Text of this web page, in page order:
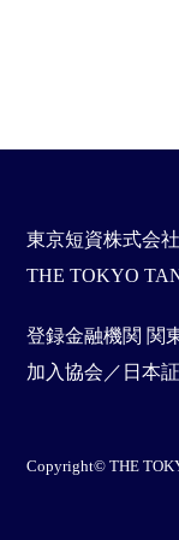
東京短資株式会社
THE TOKYO
登録金融機関 関
加入協会／日本
Copyright© THE